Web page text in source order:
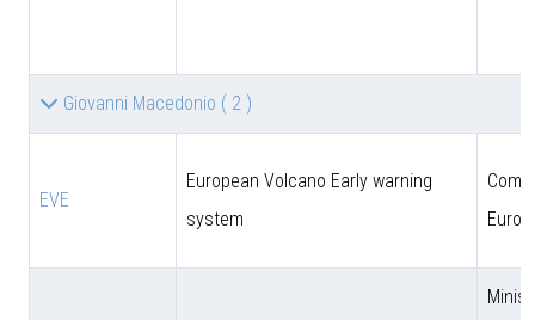
Giovanni Macedonio ( 2 )
EVE
European Volcano Early warning
system